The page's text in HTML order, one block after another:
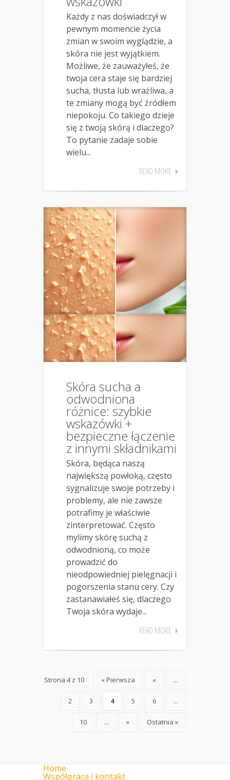
Każdy z nas doświadczył w
pewnym momencie życia
zmian w swoim wyglądzie, a
skóra nie jest wyjątkiem.
Możliwe, że zauważyłeś, że
twoja cera staje się bardziej
sucha, tłusta lub wrażliwa, a
te zmiany mogą być źródłem
niepokoju. Co takiego dzieje
się z twoją skórą i dlaczego?
To pytanie zadaje sobie
wielu...
READ MORE
Skóra sucha a
odwodniona
różnice: szybkie
wskazówki +
bezpieczne łączenie
z innymi składnikami
Skóra, będąca naszą
największą powłoką, często
sygnalizuje swoje potrzeby i
problemy, ale nie zawsze
potrafimy je właściwie
zinterpretować. Często
mylimy skórę suchą z
odwodnioną, co może
prowadzić do
nieodpowiedniej pielęgnacji i
pogorszenia stanu cery. Czy
zastanawiałeś się, dlaczego
Twoja skóra wydaje...
READ MORE
Strona 4 z 10 « Pierwsza « ...
2 3 4 5 6 ...
10 ... » Ostatnia »
Home
Współpraca i kontakt